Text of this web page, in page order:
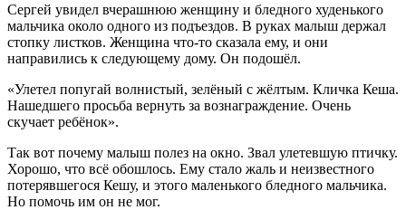
Сергей увидел вчерашнюю женщину и бледного худенького
мальчика около одного из подъездов. В руках малыш держал
стопку листков. Женщина что-то сказала ему, и они
направились к следующему дому. Он подошёл.
«Улетел попугай волнистый, зелёный с жёлтым. Кличка Кеша.
Нашедшего просьба вернуть за вознаграждение. Очень
скучает ребёнок».
Так вот почему малыш полез на окно. Звал улетевшую птичку.
Хорошо, что всё обошлось. Ему стало жаль и неизвестного
потерявшегося Кешу, и этого маленького бледного мальчика.
Но помочь им он не мог.